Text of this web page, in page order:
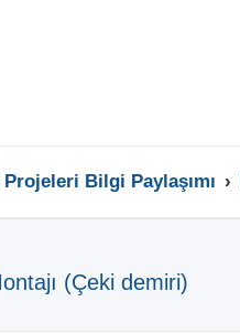
Bilgi Paylaşımı
(Çeki demiri)